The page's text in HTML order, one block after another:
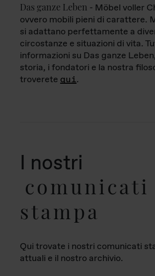
Das ganze Leben - Möbel voller
ovvero mobili pieni di carattere.
si adattano perfettamente a
circostanze e situazioni di vita.
informazioni su Das ganze
storia, i fondatori e la nostra
troverete qui.
I nostri
comunicati
stampa
Qui trovate i nostri comunicati
attuali e il nostro archivio.